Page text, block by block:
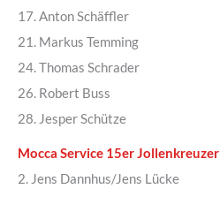
17. Anton Schäffler
21. Markus Temming
24. Thomas Schrader
26. Robert Buss
28. Jesper Schütze
Mocca Service 15er Jollenkreuzer
2. Jens Dannhus/Jens Lücke